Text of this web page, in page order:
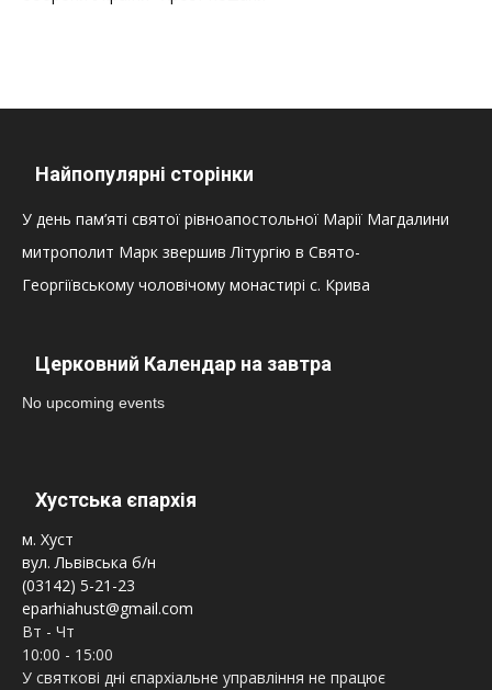
Найпопулярні сторінки
У день пам’яті святої рівноапостольної Марії Магдалини
митрополит Марк звершив Літургію в Свято-
Георгіївському чоловічому монастирі с. Крива
Церковний Календар на завтра
No upcoming events
Хустська єпархія
м. Хуст
вул. Львівська б/н
(03142) 5-21-23
eparhiahust@gmail.com
Вт - Чт
10:00 - 15:00
У святкові дні єпархіальне управління не працює